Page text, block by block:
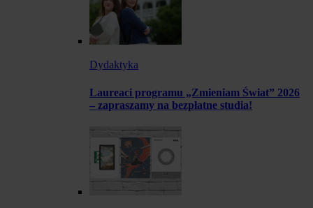
Dydaktyka
Laureaci programu „Zmieniam Świat” 2026
– zapraszamy na bezpłatne studia!